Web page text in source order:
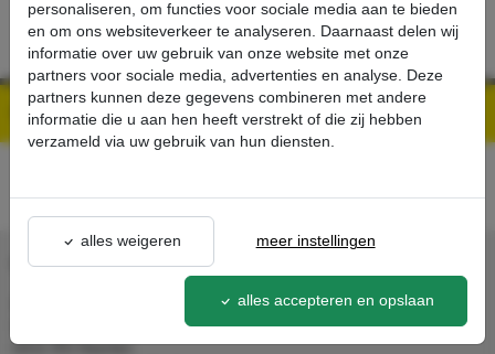
Kärcher Professional Webshop | Scherpe prijzen & Snel geleverd Acties - Exclusieve Kortingen & Promoties best-buy detail - - Kärcher Professional Webshop
CONTACT
6411 RS Heerlen
personaliseren, om functies voor sociale media aan te bieden
en om ons websiteverkeer te analyseren. Daarnaast delen wij
informatie over uw gebruik van onze website met onze
partners voor sociale media, advertenties en analyse. Deze
partners kunnen deze gegevens combineren met andere
informatie die u aan hen heeft verstrekt of die zij hebben
verzameld via uw gebruik van hun diensten.
alles weigeren meer instellingen
alles accepteren en opslaan